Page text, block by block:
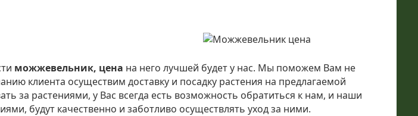
можжевельник, цена на него лучшей будет у нас. Мы поможем Вам не
клиента осуществим доставку и посадку растения на предлагаемой
за растениями, у Вас всегда есть возможность обратиться к нам, и наши
будут качественно и заботливо осуществлять уход за ними.